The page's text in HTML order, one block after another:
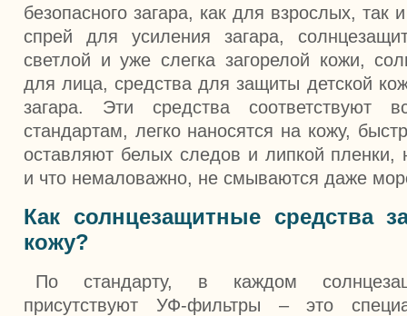
безопасного загара, как для взрослых, так
спрей для усиления загара,
светлой и уже слегка загорелой кожи,
для лица, средства для защиты детской
загара. Эти средства соответствуют
стандартам, легко наносятся на кожу,
оставляют белых следов и липкой пленки,
и что немаловажно, не смываются даже
Как солнцезащитные средства
кожу?
По стандарту, в каждом
присутствуют УФ-фильтры – это